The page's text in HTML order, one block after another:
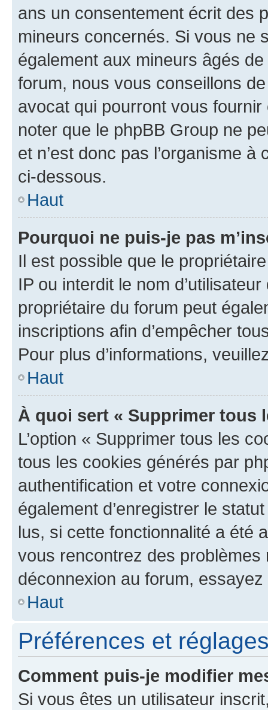
ans un consentement écrit des
mineurs concernés. Si vous ne
également aux mineurs âgés
forum, nous vous conseillons
avocat qui pourront vous
noter que le phpBB Group ne
et n’est donc pas l’organisme
ci-dessous.
Haut
Pourquoi ne puis-je pas
Il est possible que le
IP ou interdit le nom
propriétaire du forum peut
inscriptions afin d’empêcher
Pour plus d’informations,
Haut
À quoi sert « Supprimer tous
L’option « Supprimer tous les
tous les cookies générés par
authentification et votre
également d’enregistrer le
lus, si cette fonctionnalité a été
vous rencontrez des
déconnexion au forum,
Haut
Préférences et
Comment puis-je modifier
Si vous êtes un utilisateur